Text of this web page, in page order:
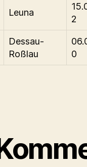
Leuna
2
Dessau-
Roßlau
0